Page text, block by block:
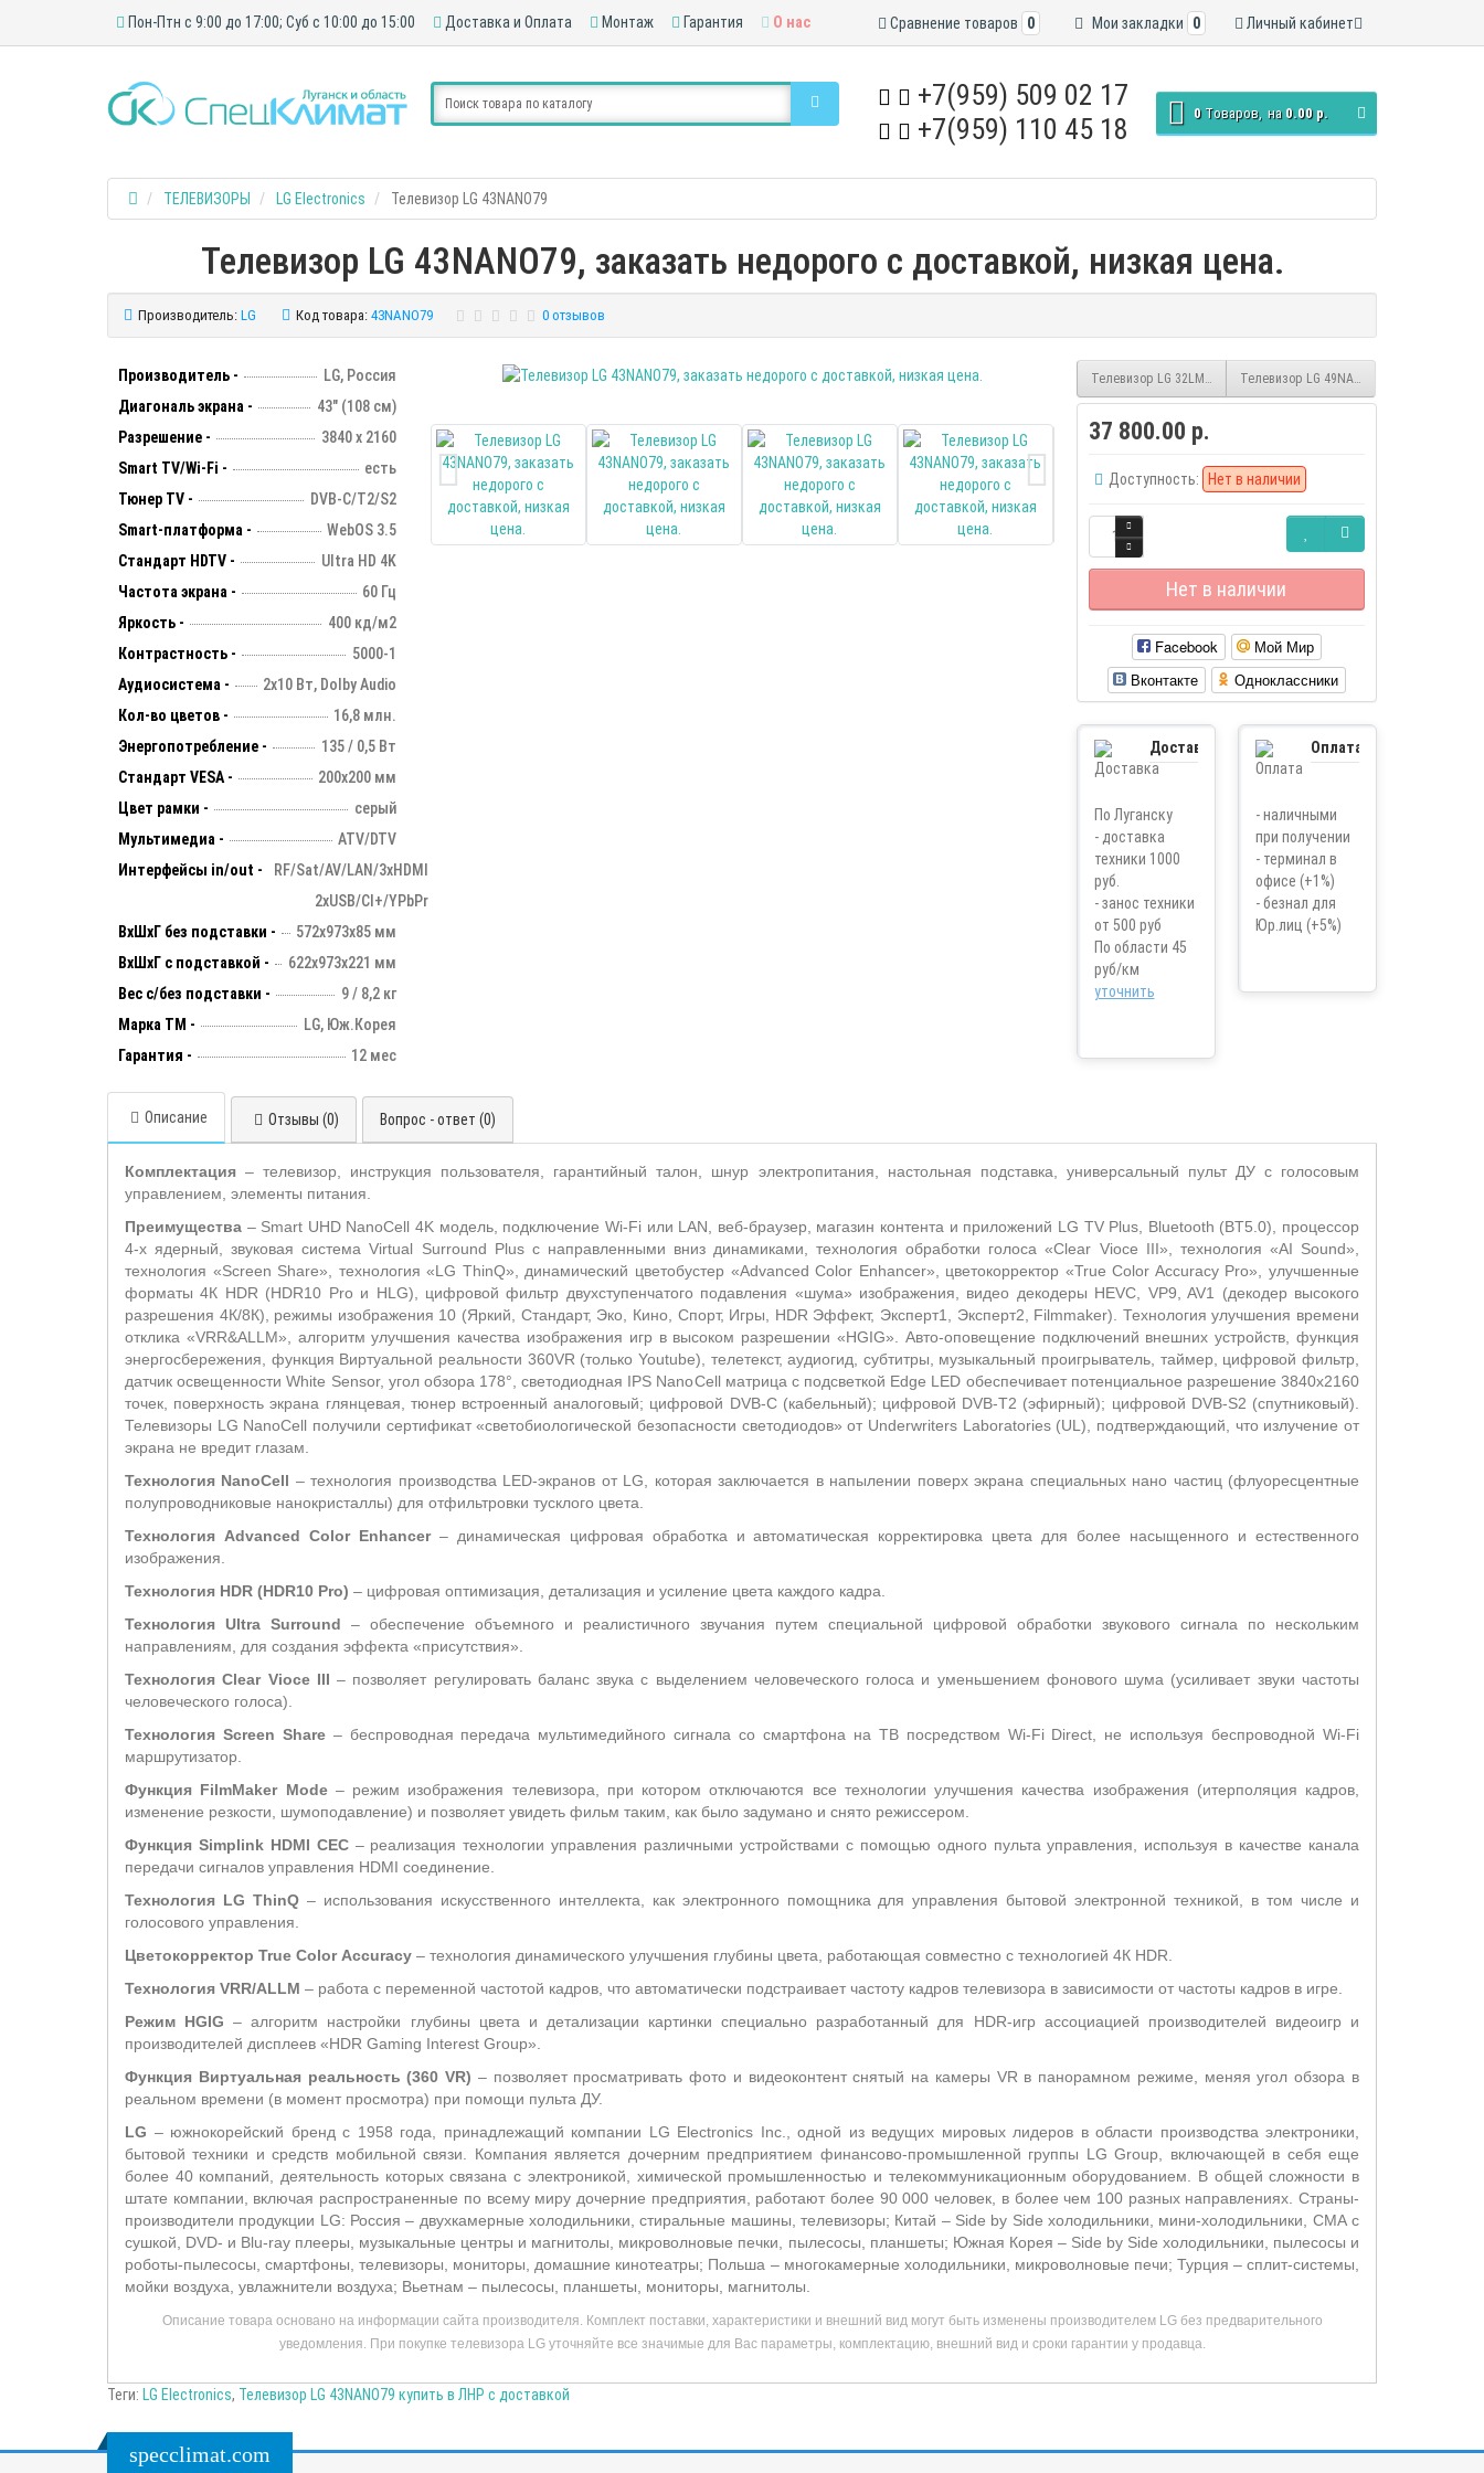
Пон-Птн с 9:00 до 17:00; Суб с 10:00 до 15:00 Доставка и Оплата Монтаж Гарантия О нас Личный кабинет
Мои закладки 0
Сравнение товаров 0
+7(959) 509 02 17
+7(959) 110 45 18
0 Tоваров, на 0.00 р.
ТЕЛЕВИЗОРЫ LG Electronics Телевизор LG 43NANO79
Телевизор LG 43NANO79, заказать недорого с доставкой, низкая цена.
Производитель: LG Код товара: 43NANO79 0 отзывов
Производитель -
LG, Россия
Диагональ экрана -
43" (108 см)
Разрешение -
3840 х 2160
Smart TV/Wi-Fi -
есть
Тюнер TV -
DVB-C/T2/S2
Smart-платформа -
WebOS 3.5
Стандарт HDTV -
Ultra HD 4K
Частота экрана -
60 Гц
Яркость -
400 кд/м2
Контрастность -
5000-1
Аудиосистема -
2х10 Вт, Dolby Audio
Кол-во цветов -
16,8 млн.
Энергопотребление -
135 / 0,5 Вт
Стандарт VESA -
200х200 мм
Цвет рамки -
серый
Мультимедиа -
ATV/DTV
Интерфейсы in/out -
RF/Sat/AV/LAN/3xHDMI
2xUSB/CI+/YPbPr
ВхШхГ без подставки -
572х973х85 мм
ВхШхГ с подставкой -
622х973х221 мм
Вес с/без подставки -
9 / 8,2 кг
Марка ТМ -
LG, Юж.Корея
Гарантия -
12 мес
Телевизор LG 32LM6350PLA smart FHDТелевизор LG 49NANO80
37 800.00 р.
Доступность: Нет в наличии
Нет в наличии
Facebook
Мой Мир
Вконтакте
Одноклассники
Доставка
По Луганску
- доставка
техники 1000
руб.
- занос техники
от 500 руб
По области 45
руб/км
уточнить
Оплата
- наличными
при получении
- терминал в
офисе (+1%)
- безнал для
Юр.лиц (+5%)
Описание Отзывы (0) Вопрос - ответ (0)
Комплектация– телевизор, инструкция пользователя, гарантийный талон, шнур электропитания, настольная подставка, универсальный пульт ДУ с голосовым
управлением, элементы питания.
Преимущества – Smart UHD NanoCell 4K модель, подключение Wi-Fi или LAN, веб-браузер, магазин контента и приложений LG TV Plus, Bluetooth (BT5.0), процессор
4-х ядерный, звуковая система Virtual Surround Plus с направленными вниз динамиками, технология обработки голоса «Clear Vioce III», технология «AI Sound»,
технология «Screen Share», технология «LG ThinQ», динамический цветобустер «Advanced Color Enhancer», цветокорректор «True Color Accuracy Pro», улучшенные
форматы 4К HDR (HDR10 Pro и HLG), цифровой фильтр двухступенчатого подавления «шума» изображения, видео декодеры HEVC, VP9, AV1 (декодер высокого
разрешения 4К/8К), режимы изображения 10 (Яркий, Стандарт, Эко, Кино, Спорт, Игры, HDR Эффект, Эксперт1, Эксперт2, Filmmaker). Технология улучшения времени
отклика «VRR&ALLM», алгоритм улучшения качества изображения игр в высоком разрешении «HGIG». Авто-оповещение подключений внешних устройств, функция
энергосбережения, функция Виртуальной реальности 360VR (только Youtube), телетекст, аудиогид, субтитры, музыкальный проигрыватель, таймер, цифровой фильтр,
датчик освещенности White Sensor, угол обзора 178°, светодиодная IPS NanoCell матрица с подсветкой Edge LED обеспечивает потенциальное разрешение 3840x2160
точек, поверхность экрана глянцевая, тюнер встроенный аналоговый; цифровой DVB-C (кабельный); цифровой DVB-T2 (эфирный); цифровой DVB-S2 (спутниковый).
Телевизоры LG NanoCell получили сертификат«светобиологической безопасности светодиодов» от Underwriters Laboratories (UL), подтверждающий, что излучение от
экрана не вредит глазам.
Технология NanoCell – технология производства LED-экранов от LG, которая заключается в напылении поверх экрана специальных нано частиц (флуоресцентные
полупроводниковые нанокристаллы) для отфильтровки тусклого цвета.
Технология Advanced Color Enhancer– динамическая цифровая обработка и автоматическая корректировка цвета для более насыщенного и естественного
изображения.
Технология HDR (HDR10 Pro) – цифровая оптимизация, детализация и усиление цвета каждого кадра.
Технология Ultra Surround – обеспечение объемного и реалистичного звучания путем специальной цифровой обработки звукового сигнала по нескольким
направлениям, для создания эффекта «присутствия».
Технология Clear Vioce III – позволяет регулировать баланс звука с выделением человеческого голоса и уменьшением фонового шума (усиливает звуки частоты
человеческого голоса).
Технология Screen Share– беспроводная передача мультимедийного сигнала со смартфона на ТВ посредством Wi-Fi Direct, не используя беспроводной Wi-Fi
маршрутизатор.
Функция FilmMaker Mode– режим изображения телевизора, при котором отключаются все технологии улучшения качества изображения (итерполяция кадров,
изменение резкости, шумоподавление) и позволяет увидеть фильм таким, как было задумано и снято режиссером.
Функция Simplink HDMI CEC– реализация технологии управления различными устройствами с помощью одного пульта управления, используя в качестве канала
передачи сигналов управления HDMI соединение.
Технология LG ThinQ– использования искусственного интеллекта, как электронного помощника для управления бытовой электронной техникой, в том числе и
голосового управления.
Цветокорректор True Color Accuracy – технология динамического улучшения глубины цвета, работающая совместно с технологией 4К HDR.
Технология VRR/ALLM – работа с переменной частотой кадров, что автоматически подстраивает частоту кадров телевизора в зависимости от частоты кадров в игре.
Режим HGIG – алгоритм настройки глубины цвета и детализации картинки специально разработанный для HDR-игр ассоциацией производителей видеоигр и
производителей дисплеев «HDR Gaming Interest Group».
Функция Виртуальная реальность (360 VR) – позволяет просматривать фото и видеоконтент снятый на камеры VR в панорамном режиме, меняя угол обзора в
реальном времени (в момент просмотра) при помощи пульта ДУ.
LG – южнокорейский бренд с 1958 года, принадлежащий компании LG Electronics Inc., одной из ведущих мировых лидеров в области производства электроники,
бытовой техники и средств мобильной связи. Компания является дочерним предприятием финансово-промышленной группы LG Group, включающей в себя еще
более 40 компаний, деятельность которых связана с электроникой, химической промышленностью и телекоммуникационным оборудованием. В общей сложности в
штате компании, включая распространенные по всему миру дочерние предприятия, работают более 90 000 человек, в более чем 100 разных направлениях. Страны-
производители продукции LG: Россия – двухкамерные холодильники, стиральные машины, телевизоры; Китай – Side by Side холодильники, мини-холодильники, СМА с
сушкой, DVD- и Blu-ray плееры, музыкальные центры и магнитолы, микроволновые печки, пылесосы, планшеты; Южная Корея – Side by Side холодильники, пылесосы и
роботы-пылесосы, смартфоны, телевизоры, мониторы, домашние кинотеатры; Польша – многокамерные холодильники, микроволновые печи; Турция – сплит-системы,
мойки воздуха, увлажнители воздуха; Вьетнам – пылесосы, планшеты, мониторы, магнитолы.
Описание товара основано на информации сайта производителя. Комплект поставки, характеристики и внешний вид могут быть изменены производителем LG без предварительного
уведомления. При покупке телевизора LG уточняйте все значимые для Вас параметры, комплектацию, внешний вид и сроки гарантии у продавца.
Теги: LG Electronics, Телевизор LG 43NANO79 купить в ЛНР с доставкой
specclimat.com